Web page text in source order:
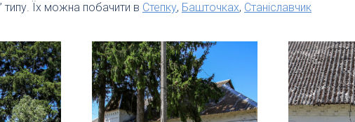
типу. Їх можна побачити в Степку, Башточках, Станіславчик